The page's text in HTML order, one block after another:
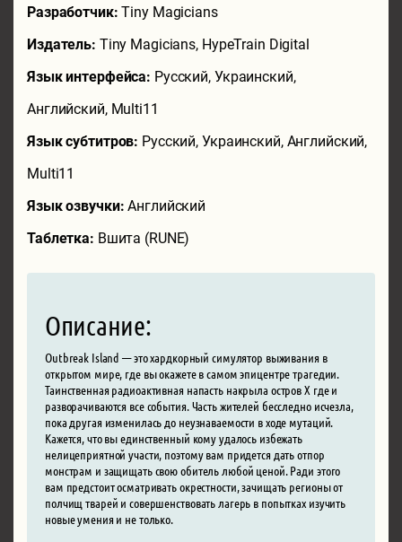
Разработчик:Tiny Magicians
Издатель: Tiny Magicians, HypeTrain Digital
Язык интерфейса: Русский, Украинский,
Английский, Multi11
Язык субтитров: Русский, Украинский, Английский,
Multi11
Язык озвучки:Английский
Таблетка: Вшита (RUNE)
Описание:
Outbreak Island — это хардкорный симулятор выживания в
открытом мире, где вы окажете в самом эпицентре трагедии.
Таинственная радиоактивная напасть накрыла остров Х где и
разворачиваются все события. Часть жителей бесследно исчезла,
пока другая изменилась до неузнаваемости в ходе мутаций.
Кажется, что вы единственный кому удалось избежать
нелицеприятной участи, поэтому вам придется дать отпор
монстрам и защищать свою обитель любой ценой. Ради этого
вам предстоит осматривать окрестности, зачищать регионы от
полчищ тварей и совершенствовать лагерь в попытках изучить
новые умения и не только.